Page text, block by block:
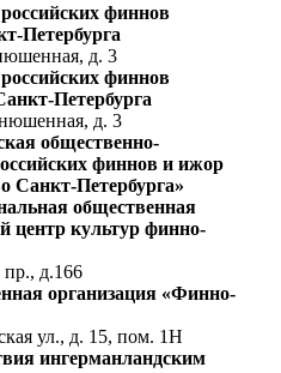
финнов
Петербурга
д. 3
финнов
Петербурга
д. 3
общественно-
финнов и ижор
Санкт-Петербурга»
общественная
центр культур финно-
д.166
организация «Финно-
ул., д. 15, пом. 1Н
ингерманландским